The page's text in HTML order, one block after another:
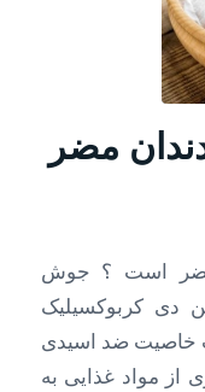
مضر
مضر است ؟ جوش
دی کربوکسیلیک
خاصیت ضد اسیدی
از مواد غذایی به